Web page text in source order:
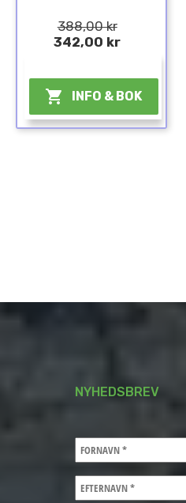
388,00 kr
342,00 kr
 INFO & BOK
NYHEDSBREV